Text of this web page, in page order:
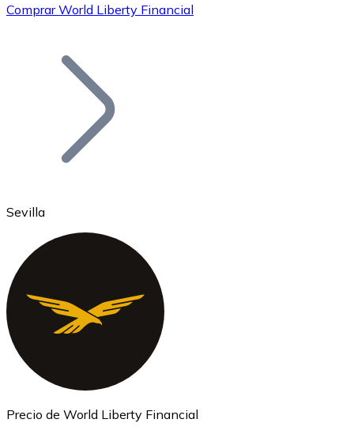
Bitcoin
Ethereum
ETH
Comprar World Liberty Financial
Sevilla
Precio de World Liberty Financial